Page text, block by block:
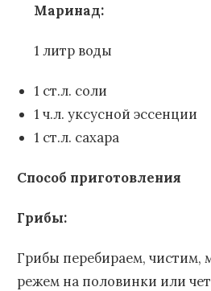
Маринад:
1 литр воды
1 ст.л. соли
1 ч.л. уксусной эссенции
1 ст.л. сахара
Способ приготовления
Грибы:
Грибы перебираем, чистим,
режем на половинки или